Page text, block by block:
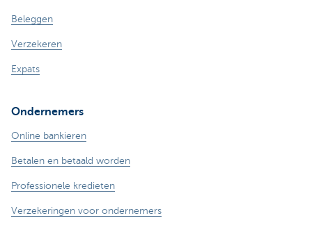
Beleggen
Verzekeren
Expats
Ondernemers
Online bankieren
Betalen en betaald worden
Professionele kredieten
Verzekeringen voor ondernemers